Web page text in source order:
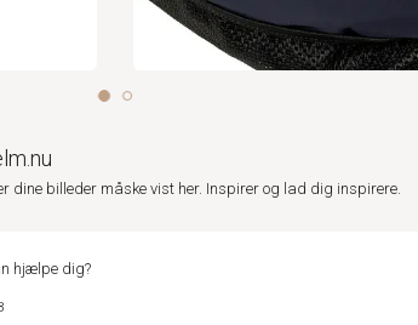
dine billeder måske vist her. Inspirer og lad dig inspirere.
hjælpe dig?